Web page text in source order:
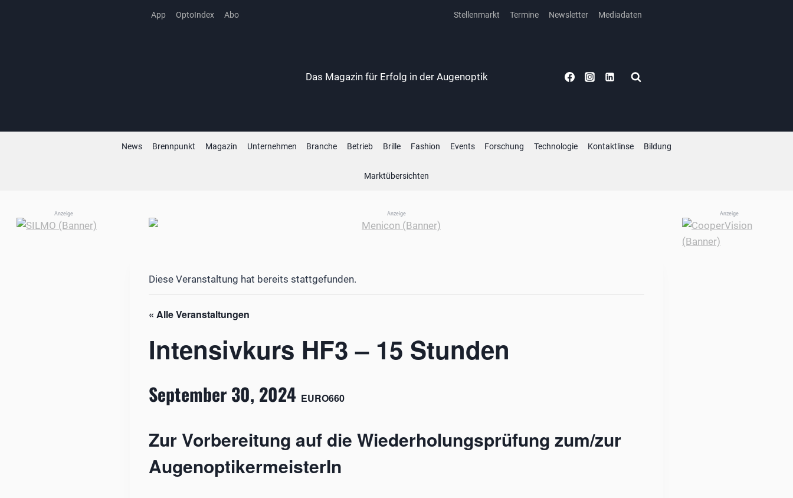
App OptoIndex Abo Stellenmarkt Termine Newsletter Mediadaten
Das Magazin für Erfolg in der Augenoptik
News Brennpunkt Magazin Unternehmen Branche Betrieb Brille Fashion Events Forschung Technologie Kontaktlinse Bildung
Marktübersichten
Anzeige
Anzeige Anzeige
Diese Veranstaltung hat bereits stattgefunden.
« Alle Veranstaltungen
Intensivkurs HF3 – 15 Stunden
September 30, 2024 EURO660
Zur Vorbereitung auf die Wiederholungsprüfung zum/zur
AugenoptikermeisterIn